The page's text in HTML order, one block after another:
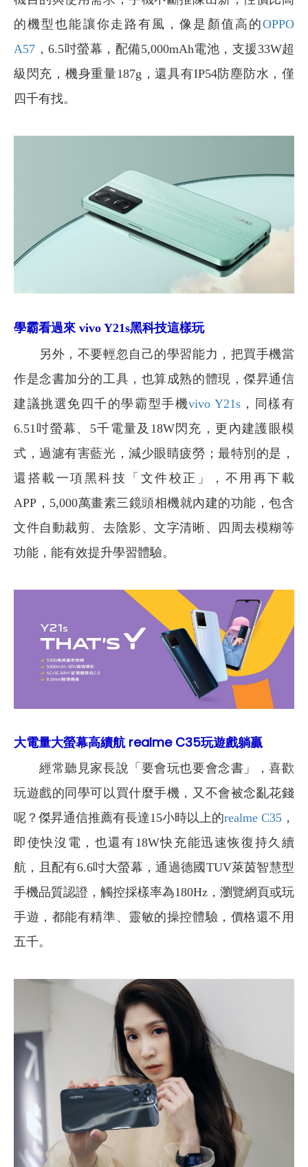
的機型也能讓你走路有風，像是顏值高的OPPO
A57 ，6.5吋螢幕，配備5,000mAh電池，支援33W超
級閃充，機身重量187g，還具有IP54防塵防水，僅
四千有找。
學霸看過來 vivo Y21s黑科技這樣玩
另外，不要輕忽自己的學習能力，把買手機當
作是念書加分的工具，也算成熟的體現，傑昇通信
建議挑選免四千的學霸型手機vivo Y21s，同樣有
6.51吋螢幕、5千電量及18W閃充，更內建護眼模
式，過濾有害藍光，減少眼睛疲勞；最特別的是，
還搭載一項黑科技「文件校正」，不用再下載
APP，5,000萬畫素三鏡頭相機就內建的功能，包含
文件自動裁剪、去陰影、文字清晰、四周去模糊等
功能，能有效提升學習體驗。
大電量大螢幕高續航 realme C35玩遊戲躺贏
經常聽見家長說「要會玩也要會念書」，喜歡
玩遊戲的同學可以買什麼手機，又不會被念亂花錢
呢？傑昇通信推薦有長達15小時以上的realme C35 ，
即使快沒電，也還有18W快充能迅速恢復持久續
航，且配有6.6吋大螢幕，通過德國TUV萊茵智慧型
手機品質認證，觸控採樣率為180Hz，瀏覽網頁或玩
手遊，都能有精準、靈敏的操控體驗，價格還不用
五千。